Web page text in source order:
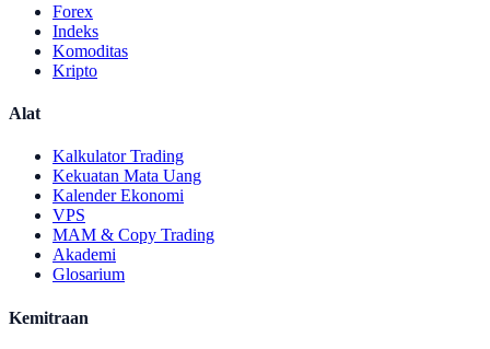
Forex
Indeks
Komoditas
Kripto
Alat
Kalkulator Trading
Kekuatan Mata Uang
Kalender Ekonomi
VPS
MAM & Copy Trading
Akademi
Glosarium
Kemitraan